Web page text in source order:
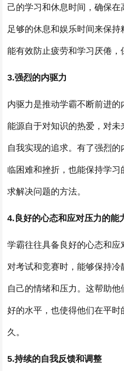
己的学习和休息时间，确保
足够的休息和娱乐时间来保
能有效防止疲劳和学习厌倦，
3.强烈的内驱力
内驱力是推动学霸不断前进
能源自于对知识的热爱，对
自我实现的追求。有了强烈
临困难和挫折，也能保持学
求解决问题的方法。
4.良好的心态和应对压力的能
学霸往往具备良好的心态和应
对考试和竞赛时，能够保持冷
自己的情绪和压力。这帮助
好的水平，也使得他们在平
久。
5.持续的自我反馈和调整